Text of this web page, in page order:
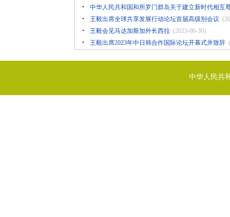
中华人民共和国和所罗门群岛关于建立新时代相互
王毅出席全球共享发展行动论坛首届高级别会议
王毅会见马达加斯加外长西拉 (2023-06-30)
王毅出席2023年中日韩合作国际论坛开幕式并致辞
中华人民共